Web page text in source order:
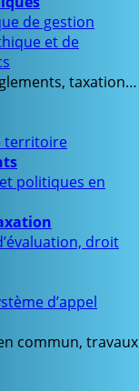
de gestion
et de
taxation…
territoire
politiques en
droit
d’appel
commun, travaux